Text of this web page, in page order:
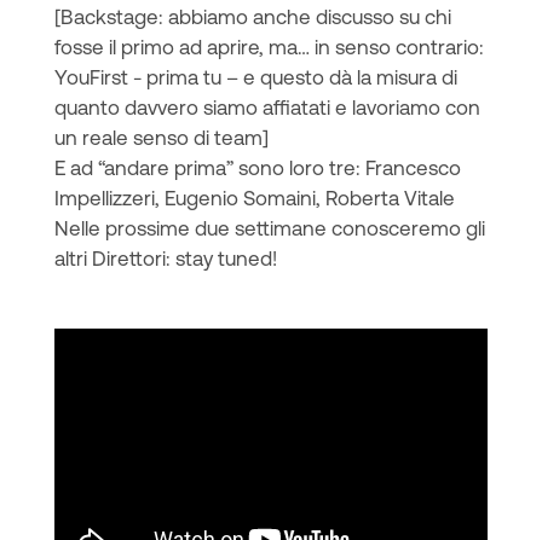
[Backstage: abbiamo anche discusso su chi
fosse il primo ad aprire, ma… in senso contrario:
YouFirst - prima tu – e questo dà la misura di
quanto davvero siamo affiatati e lavoriamo con
un reale senso di team]
E ad “andare prima” sono loro tre: Francesco
Impellizzeri, Eugenio Somaini, Roberta Vitale
Nelle prossime due settimane conosceremo gli
altri Direttori: stay tuned!